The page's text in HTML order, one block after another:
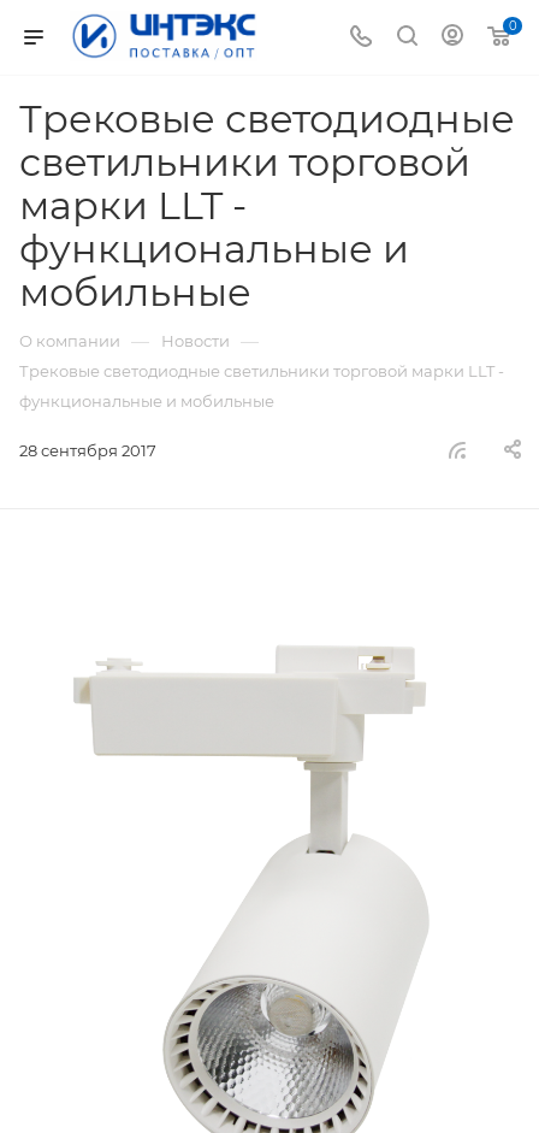
0
Трековые светодиодные
светильники торговой
марки LLT -
функциональные и
мобильные
О компании — Новости —
Трековые светодиодные светильники торговой марки LLT -
функциональные и мобильные
28 сентября 2017